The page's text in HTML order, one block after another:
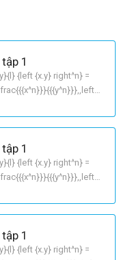
1
{left {x.y} right^n} =
= 10:2^{8}=5^{8}
1
{left {x.y} right^n} =
= 10:2^{8}=5^{8}
1
{left {x.y} right^n} =